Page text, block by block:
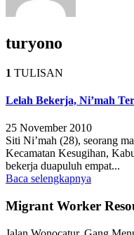
turyono
1 TULISAN
Lelah Bekerja, Ni’mah
25 November 2010
Siti Ni’mah (28), seorang
Kecamatan Kesugihan,
bekerja duapuluh empat...
Baca selengkapnya
Migrant Worker